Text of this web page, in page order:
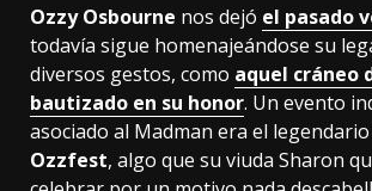
Ozzy Osbourne nos dejó el pasado
todavía sigue homenajeándose su
diversos gestos, como aquel cráneo
bautizado en su honor. Un evento
asociado al Madman era el
Ozzfest, algo que su viuda Sharon